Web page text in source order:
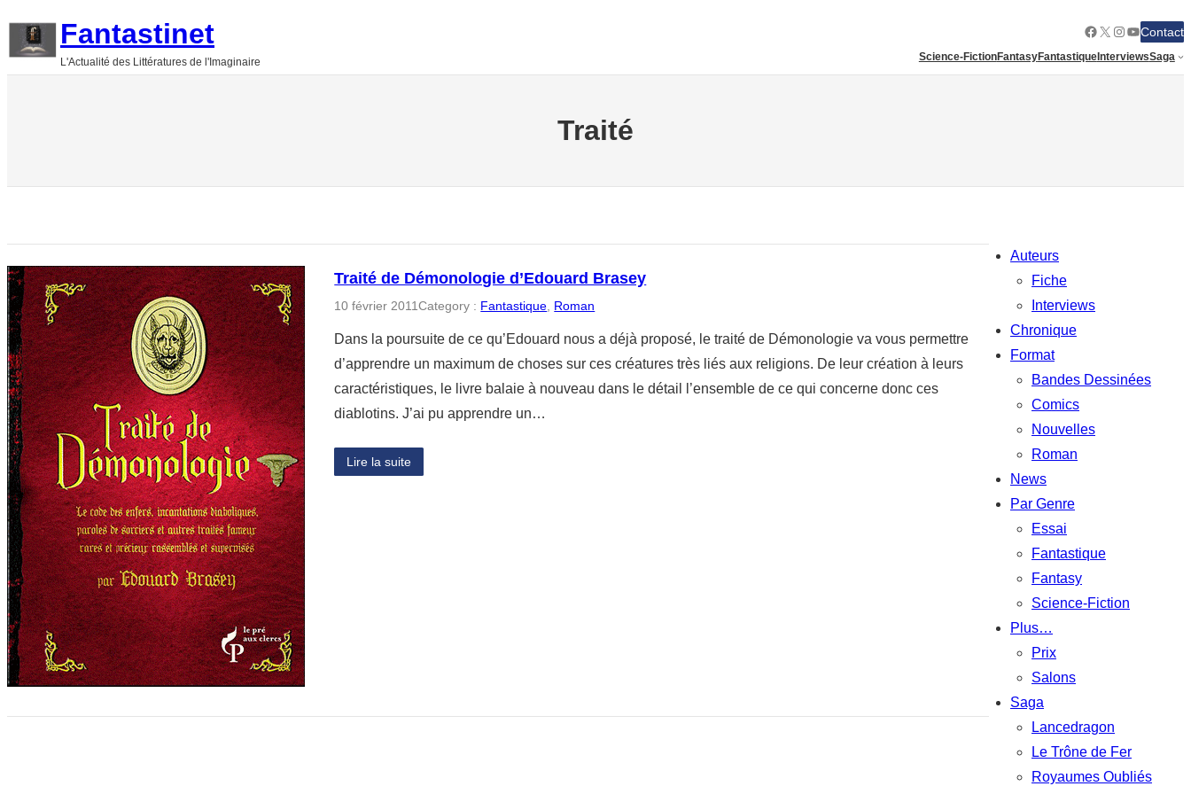
Fantastinet
L'Actualité des Littératures de l'Imaginaire
Facebook
X Instagram
YouTube
Contact
Science-FictionFantasyFantastiqueInterviewsSaga
Traité
Traité de Démonologie d’Edouard Brasey
10 février 2011Category : Fantastique Roman
Dans la poursuite de ce qu’Edouard nous a déjà proposé, le traité de Démonologie va vous permettre
d’apprendre un maximum de choses sur ces créatures très liés aux religions. De leur création à leurs
caractéristiques, le livre balaie à nouveau dans le détail l’ensemble de ce qui concerne donc ces
diablotins. J’ai pu apprendre un…
Lire la suite
Auteurs
Fiche
Interviews
Chronique
Format
Bandes Dessinées
Comics
Nouvelles
Roman
News
Par Genre
Essai
Fantastique
Fantasy
Science-Fiction
Plus…
Prix
Salons
Saga
Lancedragon
Le Trône de Fer
Royaumes Oubliés